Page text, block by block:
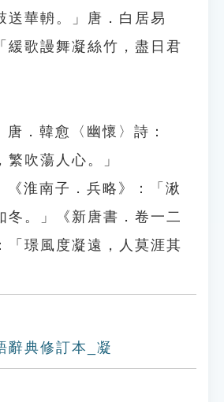
送華輈。」唐．白居易
緩歌謾舞凝絲竹，盡日君
．韓愈〈幽懷〉詩：
繁吹蕩人心。」
《淮南子．兵略》：「湫
冬。」《新唐書．卷一二
「璟風度凝遠，人莫涯其
辭典修訂本_凝